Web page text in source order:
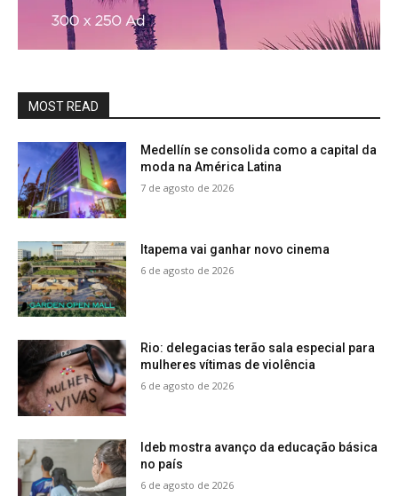
MOST READ
Medellín se consolida como a capital da
moda na América Latina
7 de agosto de 2026
Itapema vai ganhar novo cinema
6 de agosto de 2026
Rio: delegacias terão sala especial para
mulheres vítimas de violência
6 de agosto de 2026
Ideb mostra avanço da educação básica
no país
6 de agosto de 2026